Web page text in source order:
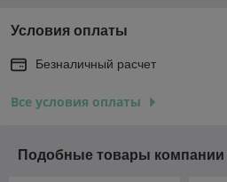
Условия оплаты
Безналичный расчет
Все условия оплаты
Подобные товары компании